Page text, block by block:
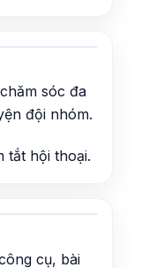
sóc đa
đội nhóm.
tắt hội thoại.
cụ, bài